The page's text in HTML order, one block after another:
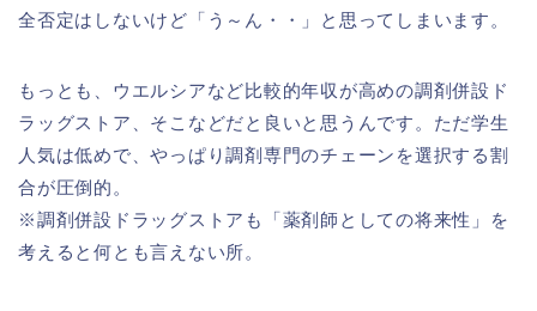
全否定はしないけど「う～ん・・」と思ってしまいます。
もっとも、ウエルシアなど比較的年収が高めの調剤併設ド
ラッグストア、そこなどだと良いと思うんです。ただ学生
人気は低めで、やっぱり調剤専門のチェーンを選択する割
合が圧倒的。
※調剤併設ドラッグストアも「薬剤師としての将来性」を
考えると何とも言えない所。